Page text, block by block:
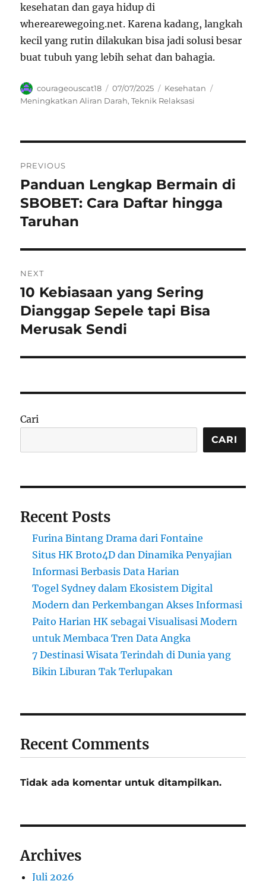
kesehatan dan gaya hidup di
wherearewegoing.net. Karena kadang, langkah
kecil yang rutin dilakukan bisa jadi solusi besar
buat tubuh yang lebih sehat dan bahagia.
Author
courageouscat18
Posted
on
07/07/2025 Categories
Kesehatan
Meningkatkan Aliran Darah,Teknik Relaksasi
pos
PREVIOUS
Previous
post:
Panduan Lengkap Bermain di
SBOBET: Cara Daftar hingga
Taruhan
NEXT
Next
post:
10 Kebiasaan yang Sering
Dianggap Sepele tapi Bisa
Merusak Sendi
Cari
CARI
Recent Posts
Furina Bintang Drama dari Fontaine
Situs HK Broto4D dan Dinamika Penyajian
Informasi Berbasis Data Harian
Togel Sydney dalam Ekosistem Digital
Modern dan Perkembangan Akses Informasi
Paito Harian HK sebagai Visualisasi Modern
untuk Membaca Tren Data Angka
7 Destinasi Wisata Terindah di Dunia yang
Bikin Liburan Tak Terlupakan
Recent Comments
Tidak ada komentar untuk ditampilkan.
Archives
Juli 2026